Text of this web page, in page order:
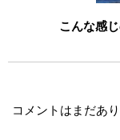
こんな感
コメントはまだあり